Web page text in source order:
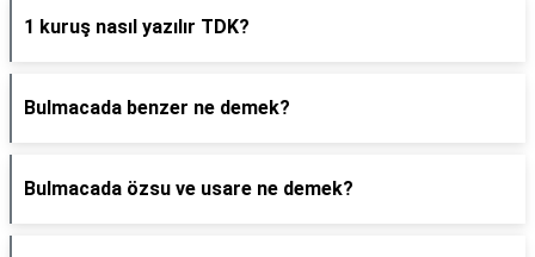
1 kuruş nasıl yazılır TDK?
Bulmacada benzer ne demek?
Bulmacada özsu ve usare ne demek?